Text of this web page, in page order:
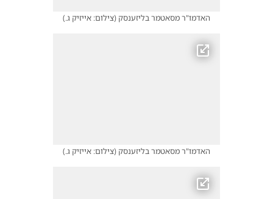
האדמו"ר מסאטמר בליזענסק (צילום: אייזיק ג.)
האדמו"ר מסאטמר בליזענסק (צילום: אייזיק ג.)